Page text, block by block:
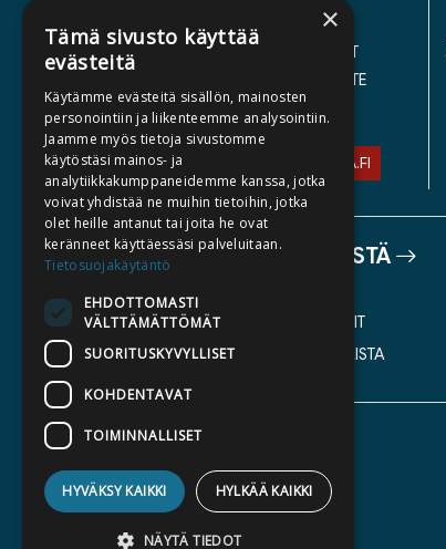
YHTEYSTIEDOT
YLEISET TOIMITUSEHDOT
SAAVUTETTAVUUSSELOSTE
TIETOSUOJASELOSTE
ASIAKASPALVELU@STORIA.FI
TIETOA MEISTÄ
KATALOGIT
AJANKOHTAISTA
×
Tämä sivusto käyttää
evästeitä
Käytämme evästeitä sisällön, mainosten
personointiin ja liikenteemme analysointiin.
Jaamme myös tietoja sivustomme
käytöstäsi mainos- ja
analytiikkakumppaneidemme kanssa, jotka
voivat yhdistää ne muihin tietoihin, jotka
olet heille antanut tai joita he ovat
keränneet käyttäessäsi palveluitaan.
Tietosuojakäytäntö
EHDOTTOMASTI
VÄLTTÄMÄTTÖMÄT
SUORITUSKYVYLLISET
KOHDENTAVAT
TOIMINNALLISET
HYVÄKSY KAIKKI HYLKÄÄ KAIKKI
NÄYTÄ TIEDOT